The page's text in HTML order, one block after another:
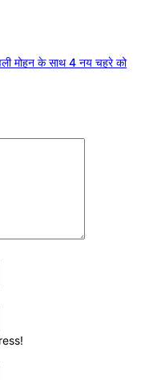
मोहन के साथ 4 नय चहरे को